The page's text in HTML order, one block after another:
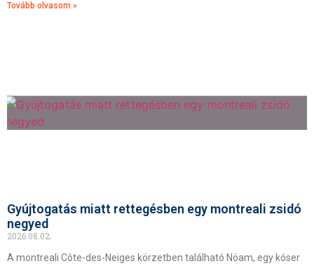
Tovább olvasom »
Gyújtogatás miatt rettegésben egy montreali zsidó
negyed
2026.08.02.
A montreali Côte-des-Neiges körzetben található Nöam, egy kóser